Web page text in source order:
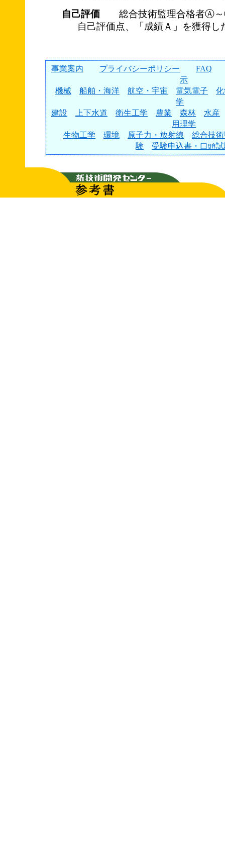
自己評価 総合技術監理合格者Ⓐ
自己評価点、「成績Ａ」を獲得し
事業案内 プライバシーポリシー
FAQ
示
機械
船舶・海洋 航空・宇宙 電気電子
学
建設
上下水道 衛生工学 農業 森林
水産
用理学
生物工学
環境 原子力・放射線
総合技
験
受験申込書・口頭